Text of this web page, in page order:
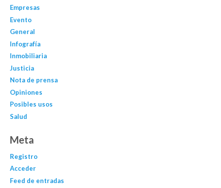
Empresas
Evento
General
Infografía
Inmobiliaria
Justicia
Nota de prensa
Opiniones
Posibles usos
Salud
Meta
Registro
Acceder
Feed de entradas